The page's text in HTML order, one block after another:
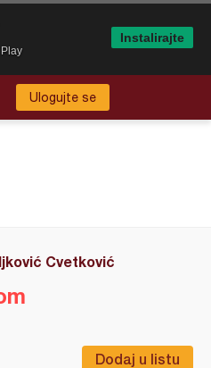
Ulogujte se
Cvetković
Dodaj u listu
Instalirajte